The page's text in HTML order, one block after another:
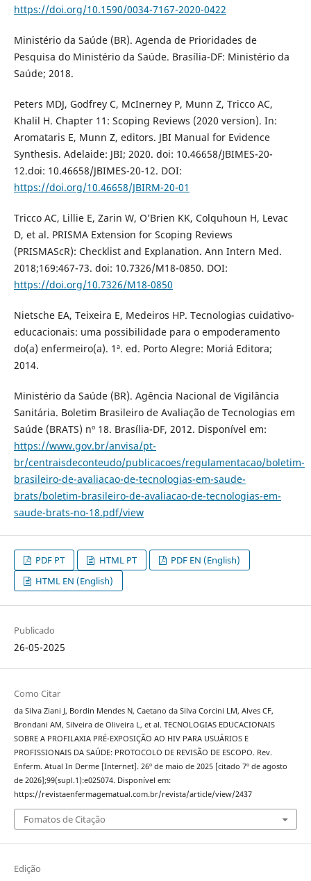
https://doi.org/10.1590/0034-7167-2020-0422
Ministério da Saúde (BR). Agenda de Prioridades de
Pesquisa do Ministério da Saúde. Brasília-DF: Ministério da
Saúde; 2018.
Peters MDJ, Godfrey C, McInerney P, Munn Z, Tricco AC,
Khalil H. Chapter 11: Scoping Reviews (2020 version). In:
Aromataris E, Munn Z, editors. JBI Manual for Evidence
Synthesis. Adelaide: JBI; 2020. doi: 10.46658/JBIMES-20-
12.doi: 10.46658/JBIMES-20-12. DOI:
https://doi.org/10.46658/JBIRM-20-01
Tricco AC, Lillie E, Zarin W, O’Brien KK, Colquhoun H, Levac
D, et al. PRISMA Extension for Scoping Reviews
(PRISMAScR): Checklist and Explanation. Ann Intern Med.
2018;169:467-73. doi: 10.7326/M18-0850. DOI:
https://doi.org/10.7326/M18-0850
Nietsche EA, Teixeira E, Medeiros HP. Tecnologias cuidativo-
educacionais: uma possibilidade para o empoderamento
do(a) enfermeiro(a). 1ª. ed. Porto Alegre: Moriá Editora;
2014.
Ministério da Saúde (BR). Agência Nacional de Vigilância
Sanitária. Boletim Brasileiro de Avaliação de Tecnologias em
Saúde (BRATS) nº 18. Brasília-DF, 2012. Disponível em:
https://www.gov.br/anvisa/pt-
br/centraisdeconteudo/publicacoes/regulamentacao/boletim-
brasileiro-de-avaliacao-de-tecnologias-em-saude-
brats/boletim-brasileiro-de-avaliacao-de-tecnologias-em-
saude-brats-no-18.pdf/view
PDF PT HTML PT
PDF EN (English)
HTML EN (English)
Publicado
26-05-2025
Como Citar
da Silva Ziani J, Bordin Mendes N, Caetano da Silva Corcini LM, Alves CF,
Brondani AM, Silveira de Oliveira L, et al. TECNOLOGIAS EDUCACIONAIS
SOBRE A PROFILAXIA PRÉ-EXPOSIÇÃO AO HIV PARA USUÁRIOS E
PROFISSIONAIS DA SAÚDE: PROTOCOLO DE REVISÃO DE ESCOPO. Rev.
Enferm. Atual In Derme [Internet]. 26º de maio de 2025 [citado 7º de agosto
de 2026];99(supl.1):e025074. Disponível em:
https://revistaenfermagematual.com.br/revista/article/view/2437
Fomatos de Citação
Edição